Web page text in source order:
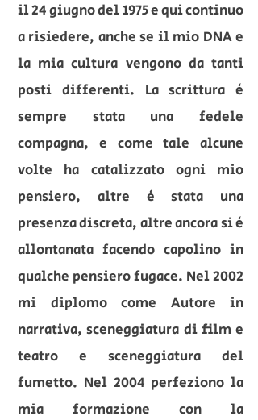
il 24 giugno del 1975 e qui continuo
a risiedere, anche se il mio DNA e
la mia cultura vengono da tanti
posti differenti. La scrittura è
sempre stata una fedele
compagna, e come tale alcune
volte ha catalizzato ogni mio
pensiero, altre è stata una
presenza discreta, altre ancora si è
allontanata facendo capolino in
qualche pensiero fugace. Nel 2002
mi diplomo come Autore in
narrativa, sceneggiatura di film e
teatro e sceneggiatura del
fumetto. Nel 2004 perfeziono la
mia formazione con la